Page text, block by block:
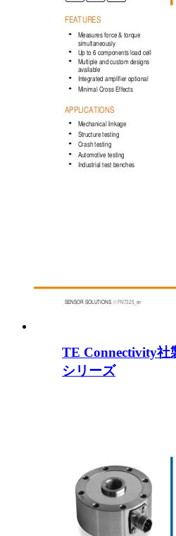
TE Connectivity社
シリーズ